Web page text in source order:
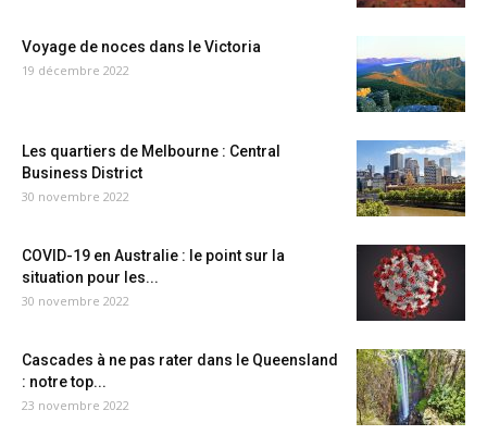
Voyage de noces dans le Victoria
19 décembre 2022
Les quartiers de Melbourne : Central
Business District
30 novembre 2022
COVID-19 en Australie : le point sur la
situation pour les...
30 novembre 2022
Cascades à ne pas rater dans le Queensland
: notre top...
23 novembre 2022